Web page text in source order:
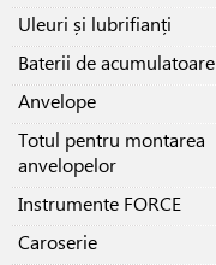
Uleuri și lubrifianți
Baterii de acumulatoare
Anvelope
Totul pentru montarea
anvelopelor
Instrumente FORCE
Caroserie